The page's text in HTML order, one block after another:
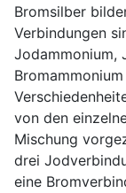
Bromsilber
Verbindungen
Jodammonium,
von den
Mischung
drei
eine